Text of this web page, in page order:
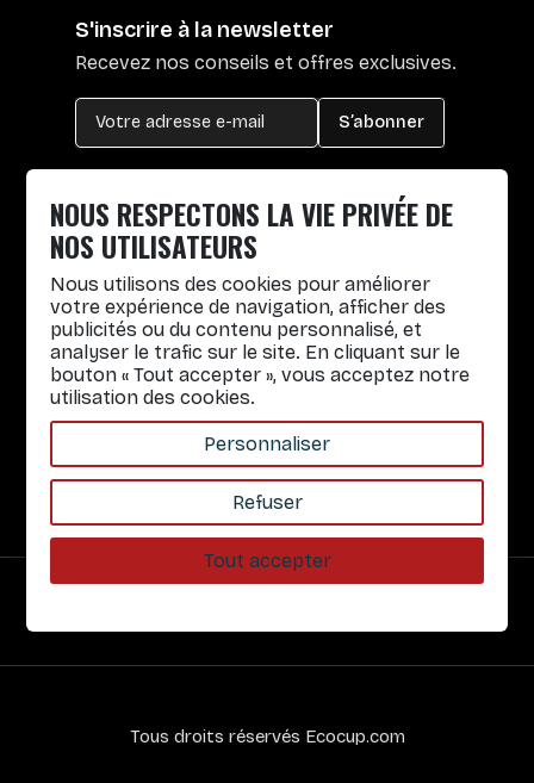
S'inscrire à la newsletter
Recevez nos conseils et offres exclusives.
S’abonner
+33 4 30 65 00 55
Lun. au Vend. : 8h30-12h30 / 14h-17h
Gobelets réutilisables
Infos pratiques
Liens rapides
Nos Services
À propos
Tous droits réservés Ecocup.com
NOUS RESPECTONS LA VIE PRIVÉE DE
NOS UTILISATEURS
Nous utilisons des cookies pour améliorer
votre expérience de navigation, afficher des
publicités ou du contenu personnalisé, et
analyser le trafic sur le site. En cliquant sur le
bouton « Tout accepter », vous acceptez notre
utilisation des cookies.
Personnaliser
Refuser
Tout accepter